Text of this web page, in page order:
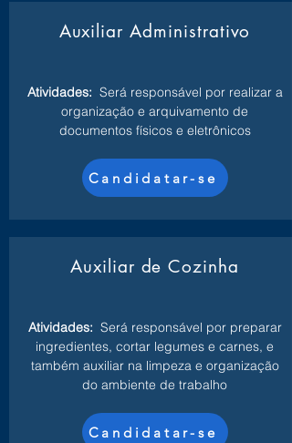
Auxiliar Administrativo
Atividades: Será responsável por realizar a
organização e arquivamento de
documentos físicos e eletrônicos
Candidatar-se
Auxiliar de Cozinha
Atividades: Será responsável por preparar
ingredientes, cortar legumes e carnes, e
também auxiliar na limpeza e organização
do ambiente de trabalho
Candidatar-se